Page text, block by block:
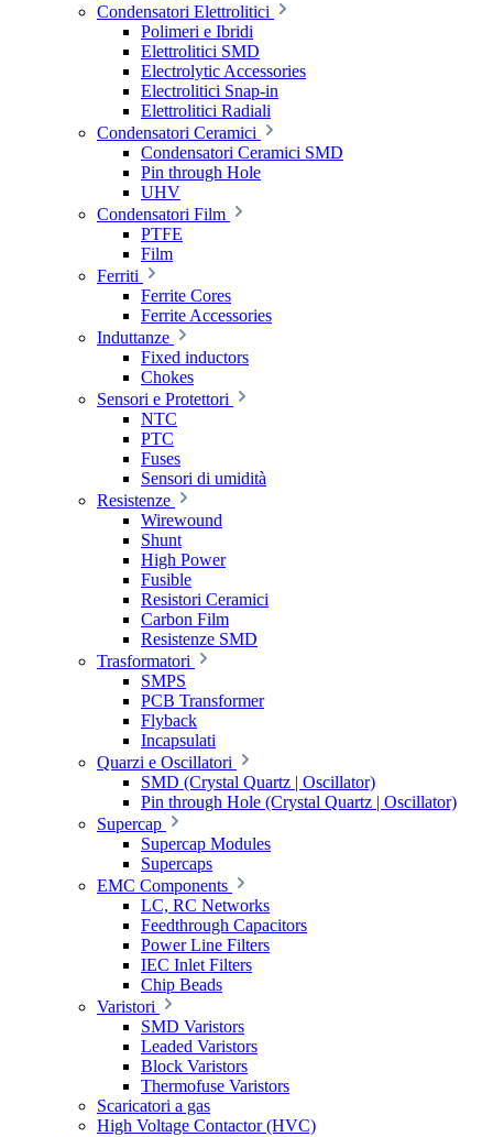
Condensatori Elettrolitici
Polimeri e Ibridi
Elettrolitici SMD
Electrolytic Accessories
Electrolitici Snap-in
Elettrolitici Radiali
Condensatori Ceramici
Condensatori Ceramici SMD
Pin through Hole
UHV
Condensatori Film
PTFE
Film
Ferriti
Ferrite Cores
Ferrite Accessories
Induttanze
Fixed inductors
Chokes
Sensori e Protettori
NTC
PTC
Fuses
Sensori di umidità
Resistenze
Wirewound
Shunt
High Power
Fusible
Resistori Ceramici
Carbon Film
Resistenze SMD
Trasformatori
SMPS
PCB Transformer
Flyback
Incapsulati
Quarzi e Oscillatori
SMD (Crystal Quartz | Oscillator)
Pin through Hole (Crystal Quartz | Oscillator)
Supercap
Supercap Modules
Supercaps
EMC Components
LC, RC Networks
Feedthrough Capacitors
Power Line Filters
IEC Inlet Filters
Chip Beads
Varistori
SMD Varistors
Leaded Varistors
Block Varistors
Thermofuse Varistors
Scaricatori a gas
High Voltage Contactor (HVC)